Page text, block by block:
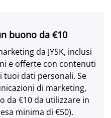
buono da €10
da JYSK, inclusi
e offerte con contenuti
tuoi dati personali. Se
di marketing,
da €10 da utilizzare in
minima di €50).